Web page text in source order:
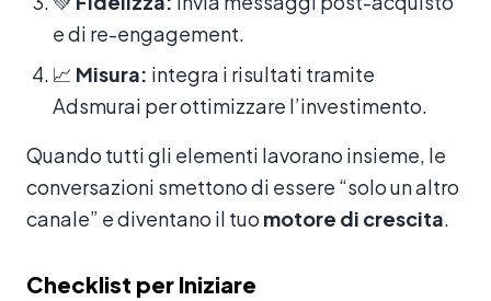
e di re-engagement.
📈 Misura: integra i risultati tramite
Adsmurai per ottimizzare l’investimento.
Quando tutti gli elementi lavorano insieme, le
conversazioni smettono di essere “solo un altro
canale” e diventano il tuo motore di crescita
Checklist per Iniziare